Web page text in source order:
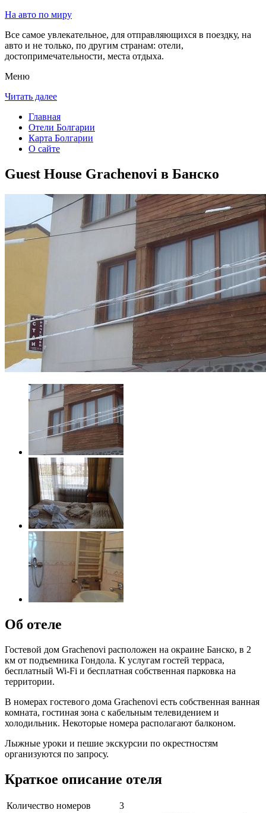
На авто по миру
Все самое увлекательное, для отправляющихся в поездку, на
авто и не только, по другим странам: отели,
достопримечательности, места отдыха.
Меню
Читать далее
Главная
Отели Болгарии
Карта Болгарии
О сайте
Guest House Grachenovi в Банско
Об отеле
Гостевой дом Grachenovi расположен на окраине Банско, в 2
км от подъемника Гондола. К услугам гостей терраса,
бесплатный Wi-Fi и бесплатная собственная парковка на
территории.
В номерах гостевого дома Grachenovi есть собственная ванная
комната, гостиная зона с кабельным телевидением и
холодильник. Некоторые номера располагают балконом.
Лыжные уроки и пешие экскурсии по окрестностям
организуются по запросу.
Краткое описание отеля
Количество номеров
3